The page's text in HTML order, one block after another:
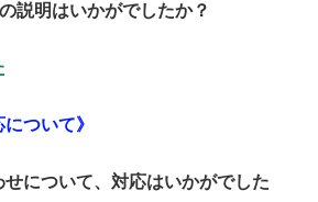
説明はいかがでしたか？
ついて》
せについて、対応はいかがでした